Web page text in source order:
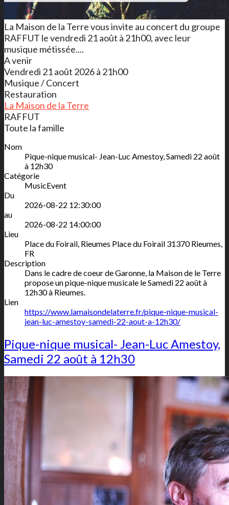
La Maison de la Terre vous invite au concert du groupe
RAFFUT le vendredi 21 août à 21h00, avec leur
musique métissée....
A venir
Vendredi 21 août 2026 à 21h00
Musique / Concert
Restauration
La Maison de la Terre
RAFFUT
Toute la famille
Nom
Pique-nique musical- Jean-Luc Amestoy, Samedi 22 août
à 12h30
Catégorie
MusicEvent
Du
2026-08-22 12:30:00
au
2026-08-22 14:00:00
Lieu
Place du Foirail, Rieumes Place du Foirail 31370 Rieumes,
FR
Description
Dans le cadre de coeur de Garonne, la Maison de le Terre
propose un pique-nique musicale le Samedi 22 août à
12h30 à Rieumes.
Lien
https://www.lamaisondelaterre.fr/pique-nique-musical-
jean-luc-amestoy-samedi-22-aout-a-12h30/
Pique-nique musical- Jean-Luc Amestoy,
Samedi 22 août à 12h30